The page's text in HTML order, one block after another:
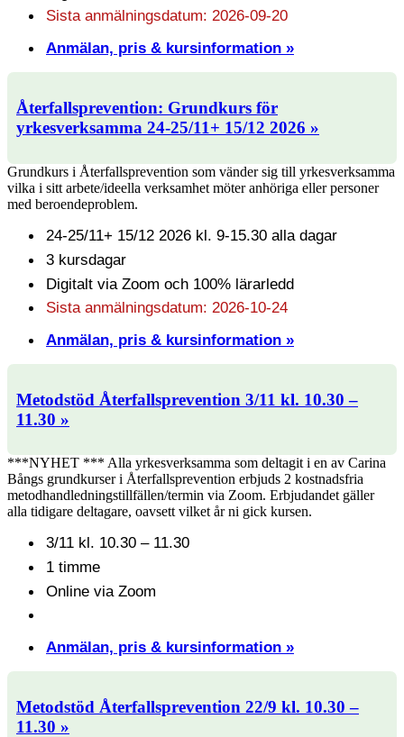
Sista anmälningsdatum: 2026-09-20
Anmälan, pris & kursinformation »
Återfallsprevention: Grundkurs för
yrkesverksamma 24-25/11+ 15/12 2026 »
Grundkurs i Återfallsprevention som vänder sig till yrkesverksamma
vilka i sitt arbete/ideella verksamhet möter anhöriga eller personer
med beroendeproblem.
24-25/11+ 15/12 2026 kl. 9-15.30 alla dagar
3 kursdagar
Digitalt via Zoom och 100% lärarledd
Sista anmälningsdatum: 2026-10-24
Anmälan, pris & kursinformation »
Metodstöd Återfallsprevention 3/11 kl. 10.30 –
11.30 »
***NYHET *** Alla yrkesverksamma som deltagit i en av Carina
Bångs grundkurser i Återfallsprevention erbjuds 2 kostnadsfria
metodhandledningstillfällen/termin via Zoom. Erbjudandet gäller
alla tidigare deltagare, oavsett vilket år ni gick kursen.
3/11 kl. 10.30 – 11.30
1 timme
Online via Zoom
Anmälan, pris & kursinformation »
Metodstöd Återfallsprevention 22/9 kl. 10.30 –
11.30 »